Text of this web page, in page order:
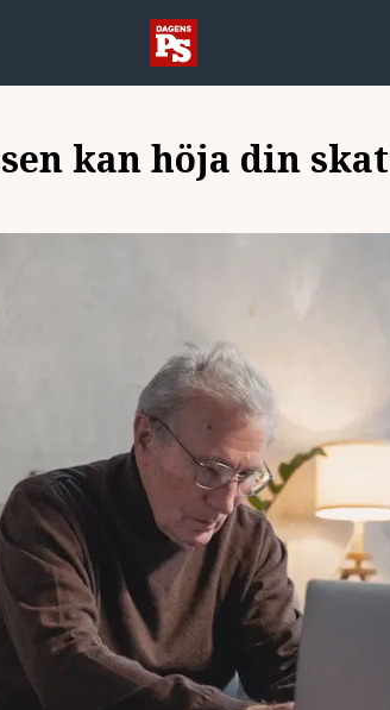
kan höja din